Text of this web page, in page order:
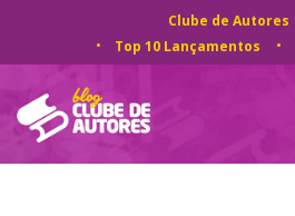
Clube de Autores
Top 10 Lançamentos